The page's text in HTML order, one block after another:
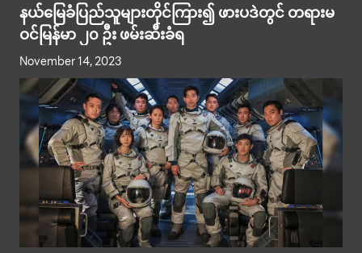
နယ်မြေခံပြည်သူများတိုင်ကြား၍ ဖားပဒဲတွင် တရားမ
ဝင်မြန်မာ ၂၀ ဦး ဖမ်းဆီးခံရ
November 14, 2023